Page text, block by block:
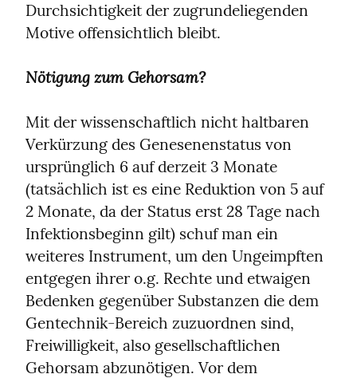
Durchsichtigkeit der zugrundeliegenden
Motive offensichtlich bleibt.
Nötigung zum Gehorsam?
Mit der wissenschaftlich nicht haltbaren
Verkürzung des Genesenenstatus von
ursprünglich 6 auf derzeit 3 Monate
(tatsächlich ist es eine Reduktion von 5 auf
2 Monate, da der Status erst 28 Tage nach
Infektionsbeginn gilt) schuf man ein
weiteres Instrument, um den Ungeimpften
entgegen ihrer o.g. Rechte und etwaigen
Bedenken gegenüber Substanzen die dem
Gentechnik-Bereich zuzuordnen sind,
Freiwilligkeit, also gesellschaftlichen
Gehorsam abzunötigen. Vor dem